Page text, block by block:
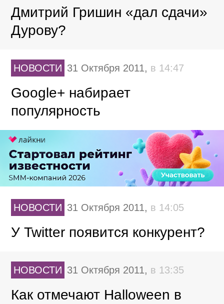
Дмитрий Гришин «дал сдачи»
Дурову?
НОВОСТИ 31 Октября 2011, в 14:47
Google+ набирает
популярность
НОВОСТИ 31 Октября 2011, в 14:05
У Twitter появится конкурент?
НОВОСТИ 31 Октября 2011, в 13:35
Как отмечают Halloween в